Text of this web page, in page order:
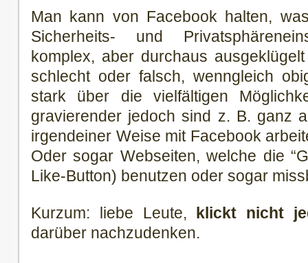
Man kann von Facebook halten,
Sicherheits- und
komplex, aber durchaus
schlecht oder falsch, wenngleich
stark über die vielfältigen
gravierender jedoch sind z. B. ganz
irgendeiner Weise mit Facebook
Oder sogar Webseiten, welche die
Like-Button) benutzen oder sogar
Kurzum: liebe Leute, klickt nicht
darüber nachzudenken.